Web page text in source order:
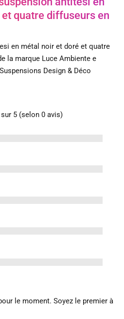
quatre diffuseurs en
en métal noir et doré et quatre
la marque Luce Ambiente e
Design & Déco
5 (selon 0 avis)
le moment. Soyez le premier à